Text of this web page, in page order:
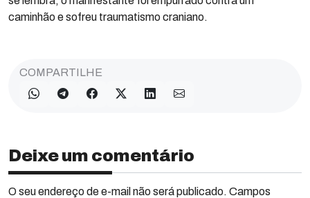
caminhão e sofreu traumatismo craniano.
COMPARTILHE
Deixe um comentário
O seu endereço de e-mail não será publicado. Campos